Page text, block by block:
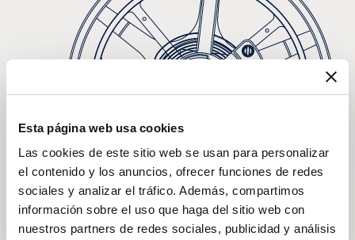
Esta página web usa cookies
Las cookies de este sitio web se usan para personalizar
el contenido y los anuncios, ofrecer funciones de redes
sociales y analizar el tráfico. Además, compartimos
información sobre el uso que haga del sitio web con
nuestros partners de redes sociales, publicidad y análisis